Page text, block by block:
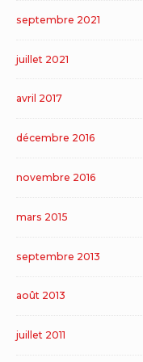
septembre 2021
juillet 2021
avril 2017
décembre 2016
novembre 2016
mars 2015
septembre 2013
août 2013
juillet 2011